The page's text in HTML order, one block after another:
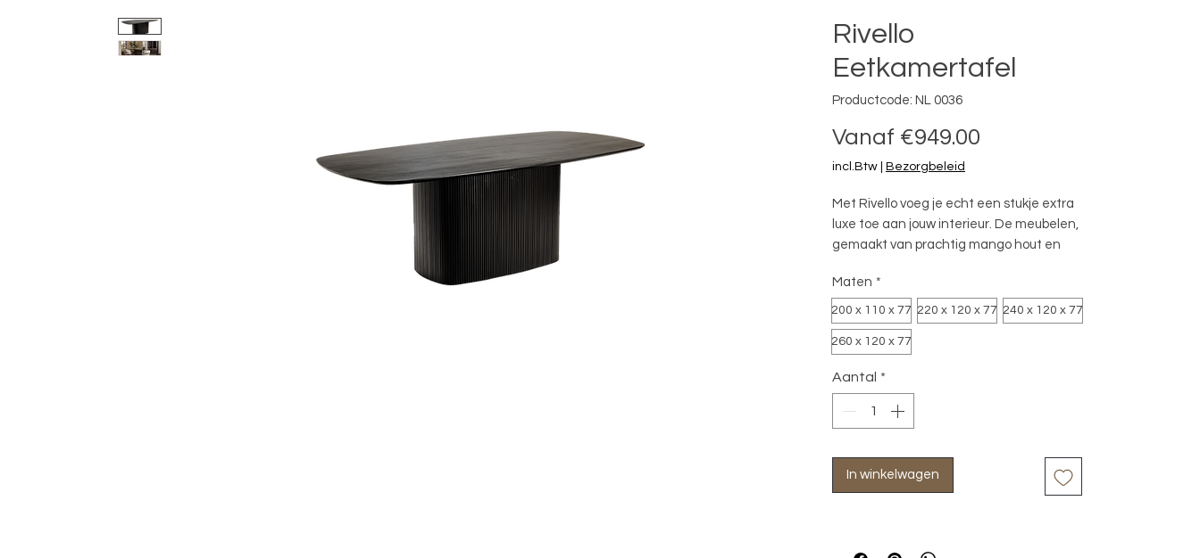
Rivello
Eetkamertafel
Productcode: NL 0036
Vanaf €949.00
incl.Btw Bezorgbeleid
Met Rivello voeg je echt een stukje extra
luxe toe aan jouw interieur. De meubelen,
gemaakt van prachtig mango hout en
worden gecombineerd met een brass
antique onderstel. De mat gouden (-
messing) accenten geven de meubelen
een elegante uitstraling. Helemaal van
Maten *
200 x 110 x 77 220 x 120 x 77 240 x 120 x 77
260 x 120 x 77
Aantal *
In winkelwagen